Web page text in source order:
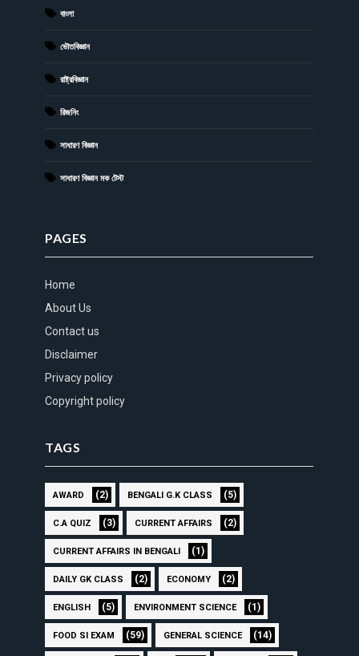
বাংলা
ভৌতবিজ্ঞান
রাষ্ট্রবিজ্ঞান
রিজনিং
সাধারণ বিজ্ঞান
সাধারণ বিজ্ঞান মক টেস্ট
PAGES
Home
About Us
Contact us
Disclaimer
Privacy policy
Copyright policy
TAGS
AWARD (2) BENGALI G.K CLASS (5)
C.A QUIZ (3) CURRENT AFFAIRS (2)
CURRENT AFFAIRS IN BENGALI (1)
DAILY GK CLASS (2) ECONOMY (2)
ENGLISH (5) ENVIRONMENT SCIENCE (1)
FOOD SI EXAM (59) GENERAL SCIENCE (14)